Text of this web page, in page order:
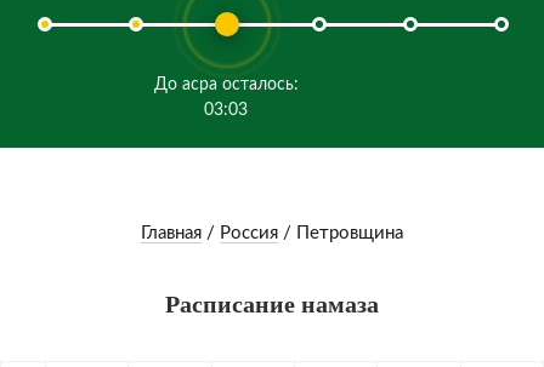
До асра осталось:
03:03
Главная / Россия / Петровщина
Расписание намаза